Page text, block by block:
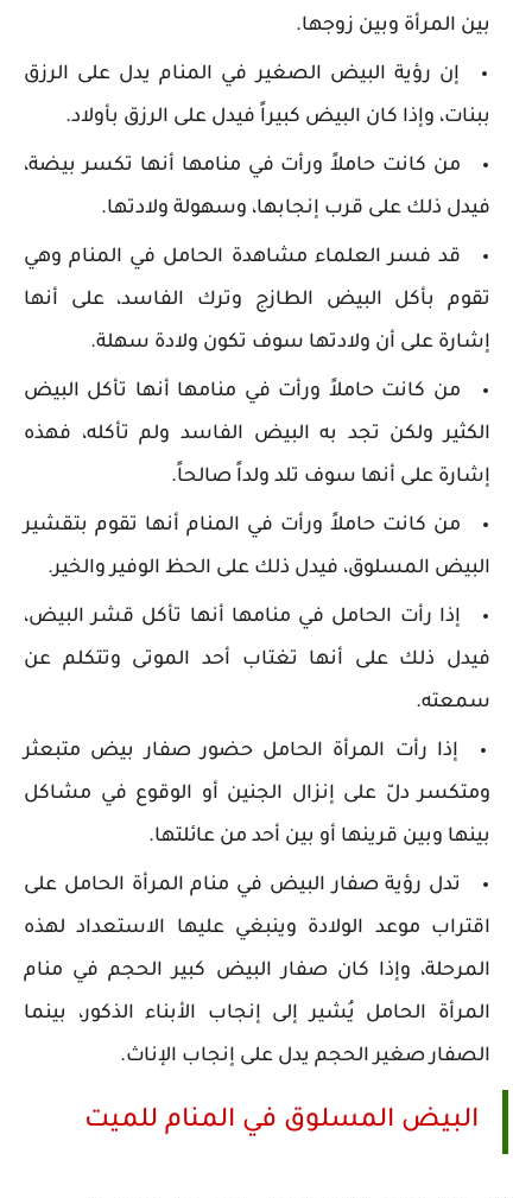
بين المرأة وبين زوجها.
إن رؤية البيض الصغير في المنام يدل على الرزق
ببنات، وإذا كان البيض كبيراً فيدل على الرزق بأولاد.
من كانت حاملاً ورأت في منامها أنها تكسر بيضة،
فيدل ذلك على قرب إنجابها، وسهولة ولادتها.
قد فسر العلماء مشاهدة الحامل في المنام وهي
تقوم بأكل البيض الطازج وترك الفاسد، على أنها
إشارة على أن ولادتها سوف تكون ولادة سهلة.
من كانت حاملاً ورأت في منامها أنها تأكل البيض
الكثير ولكن تجد به البيض الفاسد ولم تأكله، فهذه
إشارة على أنها سوف تلد ولداً صالحاً.
من كانت حاملاً ورأت في المنام أنها تقوم بتقشير
البيض المسلوق، فيدل ذلك على الحظ الوفير والخير.
إذا رأت الحامل في منامها أنها تأكل قشر البيض،
فيدل ذلك على أنها تغتاب أحد الموتى وتتكلم عن
سمعته.
إذا رأت المرأة الحامل حضور صفار بيض متبعثر
ومتكسر دلّ على إنزال الجنين أو الوقوع في مشاكل
بينها وبين قرينها أو بين أحد من عائلتها.
تدل رؤية صفار البيض في منام المرأة الحامل على
اقتراب موعد الولادة وينبغي عليها الاستعداد لهذه
المرحلة، وإذا كان صفار البيض كبير الحجم في منام
المرأة الحامل يُشير إلى إنجاب الأبناء الذكور، بينما
الصفار صغير الحجم يدل على إنجاب الإناث.
البيض المسلوق في المنام للميت